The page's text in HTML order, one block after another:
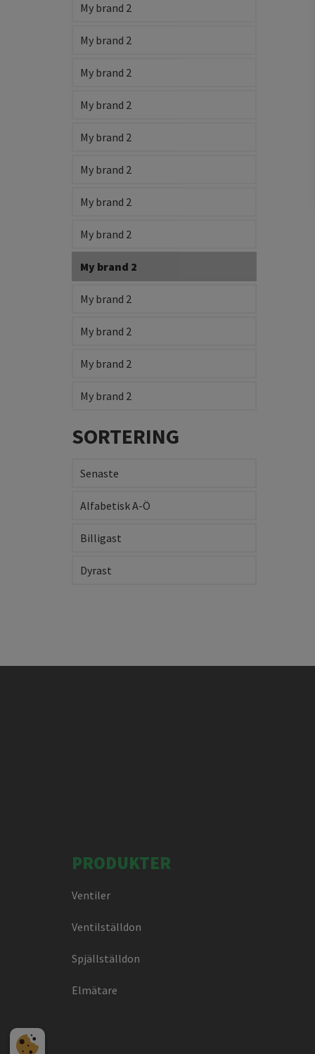
My brand 2
My brand 2
My brand 2
My brand 2
My brand 2
My brand 2
My brand 2
My brand 2
My brand 2
My brand 2
My brand 2
My brand 2
My brand 2
SORTERING
Senaste
Alfabetisk A-Ö
Billigast
Dyrast
PRODUKTER
Ventiler
Ventilställdon
Spjällställdon
Elmätare